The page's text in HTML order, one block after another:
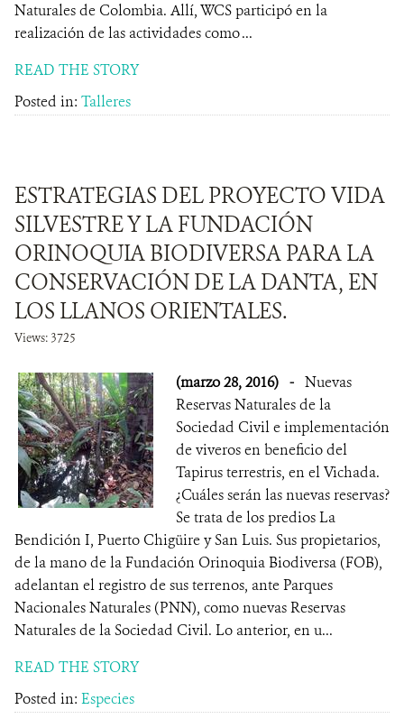
Naturales de Colombia. Allí, WCS participó en la
realización de las actividades como ...
READ THE STORY
Posted in: Talleres
ESTRATEGIAS DEL PROYECTO VIDA
SILVESTRE Y LA FUNDACIÓN
ORINOQUIA BIODIVERSA PARA LA
CONSERVACIÓN DE LA DANTA, EN
LOS LLANOS ORIENTALES.
Views: 3725
(marzo 28, 2016) - Nuevas
Reservas Naturales de la
Sociedad Civil e implementación
de viveros en beneficio del
Tapirus terrestris, en el Vichada.
¿Cuáles serán las nuevas reservas?
Se trata de los predios La
Bendición I, Puerto Chigüire y San Luis. Sus propietarios,
de la mano de la Fundación Orinoquia Biodiversa (FOB),
adelantan el registro de sus terrenos, ante Parques
Nacionales Naturales (PNN), como nuevas Reservas
Naturales de la Sociedad Civil. Lo anterior, en u...
READ THE STORY
Posted in: Especies